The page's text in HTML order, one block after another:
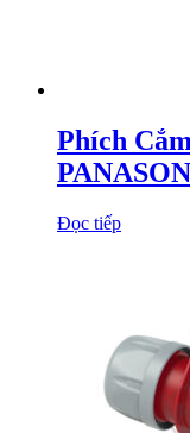
Phích
Đọc tiếp